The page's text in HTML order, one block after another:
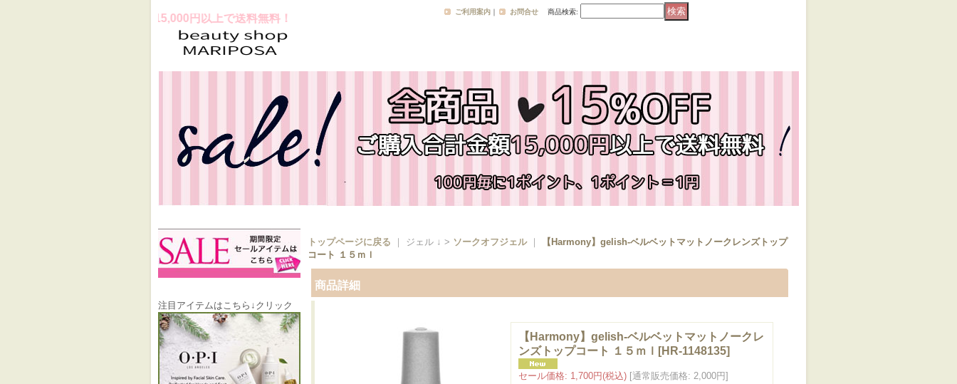
スお買上げ合計金額15,000円以上で送料無料！
ご利用案内 ｜ お問合せ 商品検索:
注目アイテムはこちら↓クリック
トップページに戻る ｜ ジェル ↓ > ソークオフジェル｜
【Harmony】gelish-ベルベットマットノークレンズトップ
コート １５ｍｌ
商品詳細
【Harmony】gelish-ベルベットマットノークレ
ンズトップコート １５ｍｌ [HR-1148135]
セール価格: 1,700円(税込) [通常販売価格: 2,000円]